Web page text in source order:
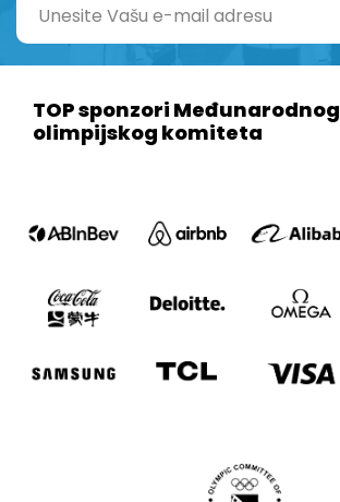
TOP sponzori Međunarodnog
olimpijskog komiteta